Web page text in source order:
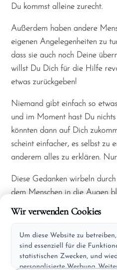
Du kommst alleine zurecht.
Außerdem haben andere
eigenen Angelegenheiten zu
dass sie auch noch Deine
willst Du Dich für die Hilfe
etwas zurückgeben!
Niemand gibt einfach so
und im Moment hast Du
könnten dann auf Dich
scheint einfacher, es selbst zu
anderem alles zu erklären.
Diese Gedanken wirbeln
dem Menschen in die Augen
anbietet.
Und dort siehst Du so viel Licht.
Und Liebe!
Wir verwenden Cookies
Um diese Website zu
sind essenziell für die
statistischen Zwecken, und
personalisierte Werbung.